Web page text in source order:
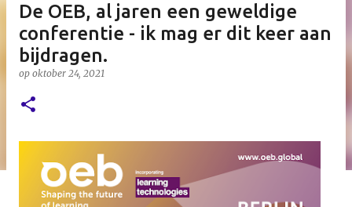
De OEB, al jaren een geweldige
conferentie - ik mag er dit keer aan
bijdragen.
op oktober 24, 2021